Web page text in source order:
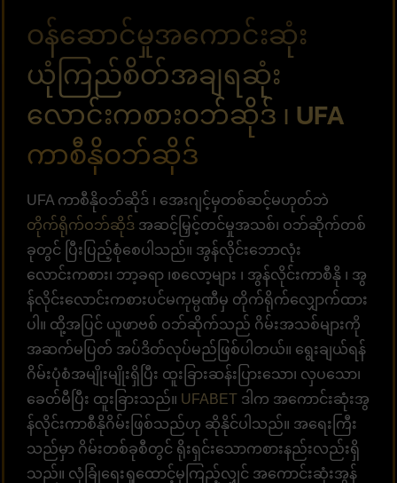
ဝန်ဆောင်မှုအကောင်းဆုံး
ယုံကြည်စိတ်အချရဆုံး
လောင်းကစားဝဘ်ဆိုဒ် ၊ UFA
ကာစီနိုဝဘ်ဆိုဒ်
UFA ကာစီနိုဝဘ်ဆိုဒ် ၊ အေးဂျင့်မှတစ်ဆင့်မဟုတ်ဘဲ
တိုက်ရိုက်ဝဘ်ဆိုဒ် အဆင့်မြှင့်တင်မှုအသစ်၊ ဝဘ်ဆိုက်တစ်
ခုတွင် ပြီးပြည့်စုံစေပါသည်။ အွန်လိုင်းဘောလုံး
လောင်းကစား၊ ဘာ့ခရာ ၊စလော့များ ၊ အွန်လိုင်းကာစီနို ၊ အွ
န်လိုင်းလောင်းကစားပင်မကုမ္ပဏီမှ တိုက်ရိုက်လျှောက်ထား
ပါ။ ထို့အပြင် ယူဖာဗစ် ဝဘ်ဆိုက်သည် ဂိမ်းအသစ်များကို
အဆက်မပြတ် အပ်ဒိတ်လုပ်မည်ဖြစ်ပါတယ်။ ရွေးချယ်ရန်
ဂိမ်းပုံစံအမျိုးမျိုးရှိပြီး ထူးခြားဆန်းပြားသော၊ လှပသော၊
ခေတ်မီပြီး ထူးခြားသည်။ UFABET ဒါက အကောင်းဆုံးအွ
န်လိုင်းကာစီနိုဂိမ်းဖြစ်သည်ဟု ဆိုနိုင်ပါသည်။ အရေးကြီး
သည်မှာ ဂိမ်းတစ်ခုစီတွင် ရိုးရှင်းသောကစားနည်းလည်းရှိ
သည်။ လုံခြုံရေးရှုထောင့်မှကြည့်လျှင် အကောင်းဆုံးအွန်